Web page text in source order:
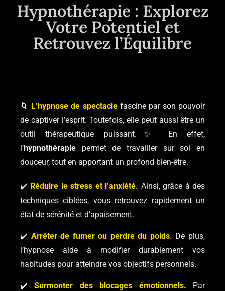
Hypnothérapie : Explorez
Votre Potentiel et
Retrouvez l’Équilibre
🌀 L’hypnose de spectaclefascine par son pouvoir
de captiver l’esprit. Toutefois, elle peut aussi être un
outil thérapeutique puissant.✨ En effet,
l’hypnothérapie permet de travailler sur soi en
douceur, tout en apportant un profond bien-être.
✔️ Réduire le stress et l’anxiété. Ainsi, grâce à des
techniques ciblées, vous retrouvez rapidement un
état de sérénité et d’apaisement.
✔️ Arrêter de fumer ou perdre du poids. De plus,
l’hypnose aide à modifier durablement vos
habitudes pour atteindre vos objectifs personnels.
✔️Surmonter des blocages émotionnels. Par